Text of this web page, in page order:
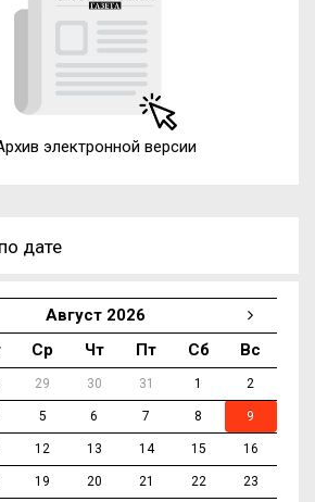
электронной версии
по дате
Август 2026
Ср Чт Пт Сб Вс
29 30 31 1 2
5 6 7 8 9
12 13 14 15 16
19 20 21 22 23